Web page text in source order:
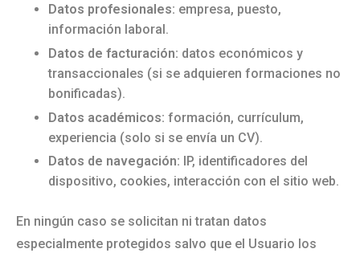
Datos profesionales: empresa, puesto,
información laboral.
Datos de facturación: datos económicos y
transaccionales (si se adquieren formaciones no
bonificadas).
Datos académicos: formación, currículum,
experiencia (solo si se envía un CV).
Datos de navegación: IP, identificadores del
dispositivo, cookies, interacción con el sitio web.
En ningún caso se solicitan ni tratan datos
especialmente protegidos salvo que el Usuario los